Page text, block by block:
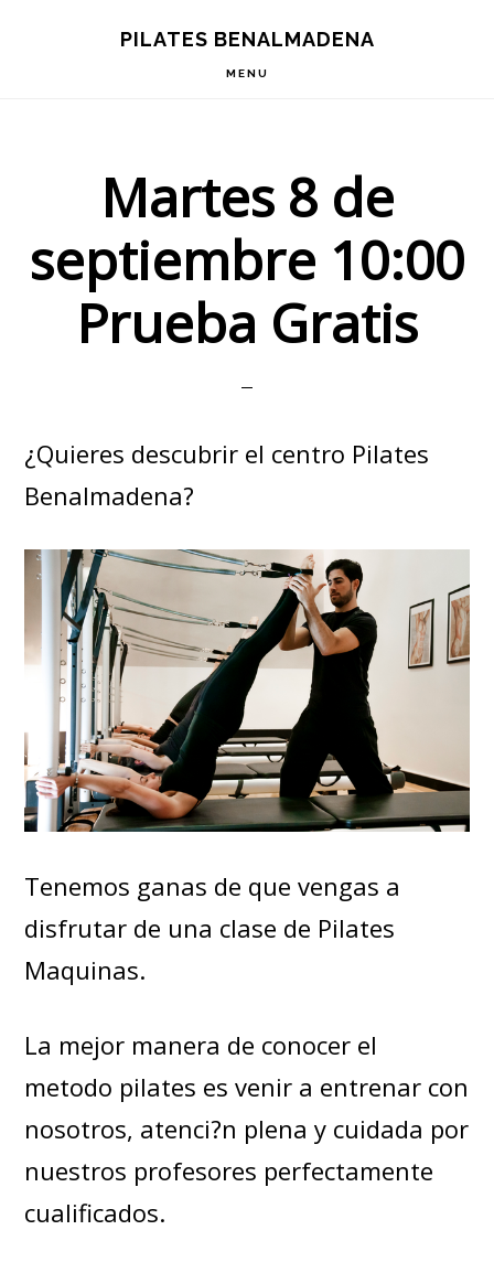
PILATES BENALMADENA
MENU
Martes 8 de
septiembre 10:00
Prueba Gratis
¿Quieres descubrir el centro Pilates
Benalmadena?
Tenemos ganas de que vengas a
disfrutar de una clase de Pilates
Maquinas.
La mejor manera de conocer el
metodo pilates es venir a entrenar con
nosotros, atenci?n plena y cuidada por
nuestros profesores perfectamente
cualificados.